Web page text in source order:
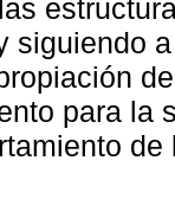
siguiendo
para la